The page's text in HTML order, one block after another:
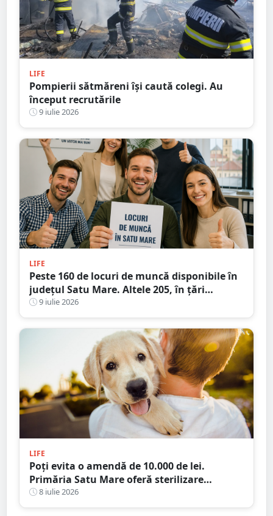
LIFE
Pompierii sătmăreni își caută colegi. Au
început recrutările
9 iulie 2026
LIFE
Peste 160 de locuri de muncă disponibile în
județul Satu Mare. Altele 205, în țări
europene
9 iulie 2026
LIFE
Poți evita o amendă de 10.000 de lei.
Primăria Satu Mare oferă sterilizare
gratuită pentru câini
8 iulie 2026